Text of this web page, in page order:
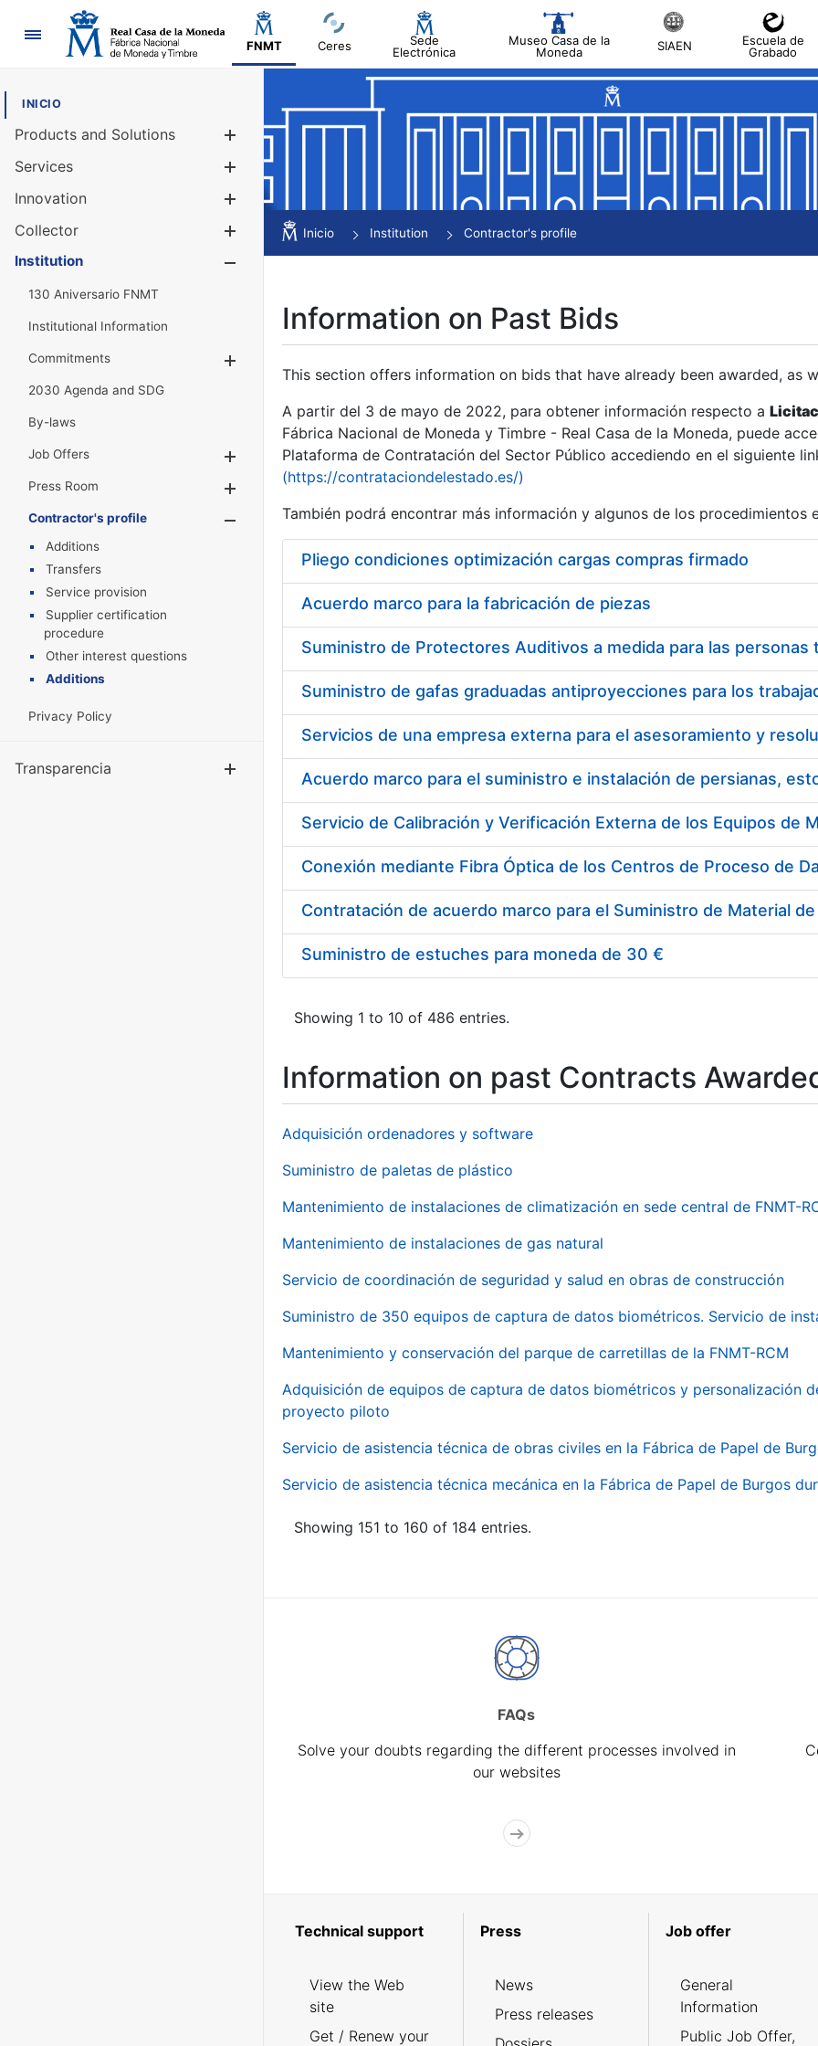
Navigation
FNMT Ceres
Sede
Electrónica
Museo Casa de la
Moneda
SIAEN
Escuela de
Grabado
INICIO
Products and Solutions
Services
Innovation
Collector
Show/Hide
Institution
130 Aniversario FNMT
Institutional Information
Commitments
2030 Agenda and SDG
By-laws
Job Offers
Show/Hide
Press Room
Show/Hide
Contractor's profile
Show/Hide
Additions
Transfers
Service provision
Supplier certification
procedure
Other interest questions
Additions
Privacy Policy
Transparencia Show/Hide
Inicio Institution Contractor's profile
Information on Past Bids
This section offers information on bids that have already been awarded, as
A partir del 3 de mayo de 2022, para obtener información respecto a
Fábrica Nacional de Moneda y Timbre - Real Casa de la Moneda, puede
Plataforma de Contratación del Sector Público accediendo en el siguiente
(https://contrataciondelestado.es/)
También podrá encontrar más información y algunos de los procedimientos
Pliego condiciones optimización cargas compras firmado
Acuerdo marco para la fabricación de piezas
Acuerdo marco para el suministro e instalación de persianas,
Suministro de estuches para moneda de 30 €
Showing 1 to 10 of 486 entries.
Information on past Contracts
Adquisición ordenadores y software
Suministro de paletas de plástico
Mantenimiento de instalaciones de climatización en sede central de FNMT-
Mantenimiento de instalaciones de gas natural
Servicio de coordinación de seguridad y salud en obras de construcción
Suministro de 350 equipos de captura de datos biométricos. Servicio de
Mantenimiento y conservación del parque de carretillas de la FNMT-RCM
Adquisición de equipos de captura de datos biométricos y personalización
proyecto piloto
Servicio de asistencia técnica de obras civiles en la Fábrica de Papel de
Servicio de asistencia técnica mecánica en la Fábrica de Papel de Burgos
Showing 151 to 160 of 184 entries.
FAQs
Solve your doubts regarding the different processes involved in
our websites
Technical support
View the Web
site
Get / Renew your
Press
News
Press releases
Job offer
General
Information
Public Job Offer,